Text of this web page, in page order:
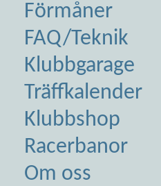
Förmåner
FAQ/Teknik
Klubbgarage
Träffkalender
Klubbshop
Racerbanor
Om oss